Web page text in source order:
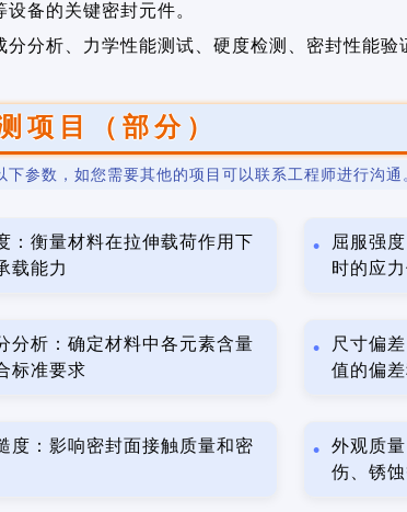
备的关键密封元件。
分析、力学性能测试、硬度检测、密封性能验
项目（部分）
下参数，如您需要其他的项目可以联系工程师进行沟通
：衡量材料在拉伸载荷作用下
载能力
屈服强
时的应
分析：确定材料中各元素含量
标准要求
尺寸偏
值的偏
度：影响密封面接触质量和密
外观质
伤、锈